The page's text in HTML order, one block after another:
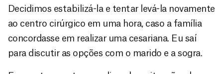
Decidimos estabilizá-la e tentar levá-la novamente
ao centro cirúrgico em uma hora, caso a família
concordasse em realizar uma cesariana. Eu saí
para discutir as opções com o marido e a sogra.